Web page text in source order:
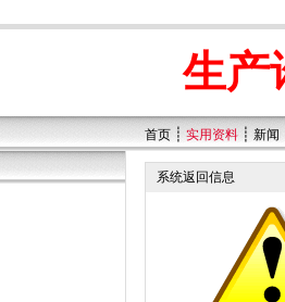
生产
首页 ┊ 实用资料 ┊ 新闻
系统返回信息